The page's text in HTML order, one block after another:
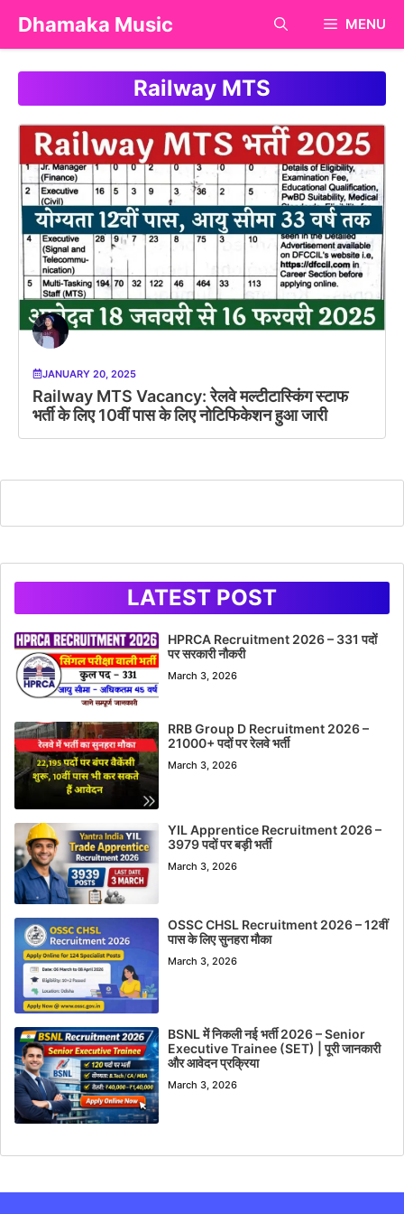
Skip
content
Dhamaka Music MENU
Railway MTS
JANUARY 20, 2025
Railway MTS Vacancy: रेलवे मल्टीटास्किंग स्टाफ
भर्ती के लिए 10वीं पास के लिए नोटिफिकेशन हुआ जारी
LATEST POST
HPRCA Recruitment 2026 – 331 पदों
पर सरकारी नौकरी
March 3, 2026
RRB Group D Recruitment 2026 –
21000+ पदों पर रेलवे भर्ती
March 3, 2026
YIL Apprentice Recruitment 2026 –
3979 पदों पर बड़ी भर्ती
March 3, 2026
OSSC CHSL Recruitment 2026 – 12वीं
पास के लिए सुनहरा मौका
March 3, 2026
BSNL में निकली नई भर्ती 2026 – Senior
Executive Trainee (SET) | पूरी जानकारी
और आवेदन प्रक्रिया
March 3, 2026